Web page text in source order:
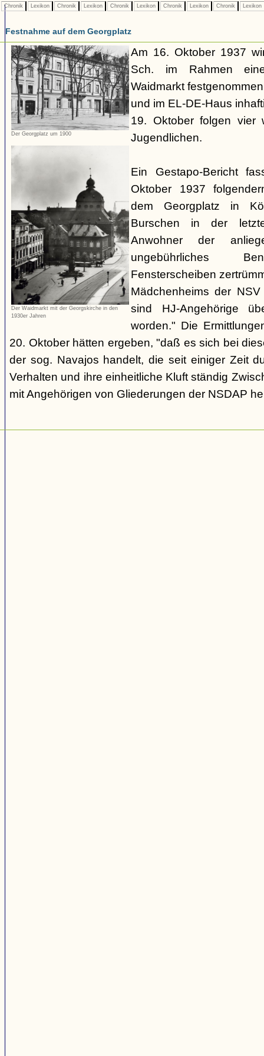
Chronik Lexikon Chronik Lexikon Chronik Lexikon Chronik Lexikon Chronik Lexikon
Festnahme auf dem Georgplatz
Der Georgplatz um 1900
Der Waidmarkt mit der Georgskirche in den
1930er Jahren
Am 16. Oktober 1937
Sch. im Rahmen
Waidmarkt
und im EL-DE-Haus
19. Oktober folgen vier
Jugendlichen.
Ein Gestapo-Bericht
Oktober 1937
dem Georgplatz in
Burschen in der
Anwohner der
ungebührliches
Fensterscheiben
Mädchenheims der
sind HJ-Angehörige
worden." Die
20. Oktober hätten ergeben, "daß es sich bei
der sog. Navajos handelt, die seit einiger Zeit
Verhalten und ihre einheitliche Kluft ständig
mit Angehörigen von Gliederungen der NSDAP